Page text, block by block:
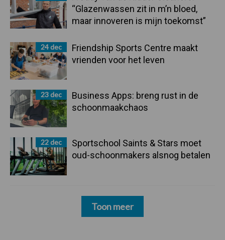
“Glazenwassen zit in m’n bloed,
maar innoveren is mijn toekomst”
24 dec
Friendship Sports Centre maakt
vrienden voor het leven
23 dec
Business Apps: breng rust in de
schoonmaakchaos
22 dec
Sportschool Saints & Stars moet
oud-schoonmakers alsnog betalen
Toon meer